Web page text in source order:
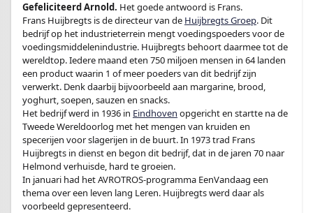
Gefeliciteerd Arnold. Het goede antwoord is Frans.
Frans Huijbregts is de directeur van de Huijbregts Groep. Dit
bedrijf op het industrieterrein mengt voedingspoeders voor de
voedingsmiddelenindustrie. Huijbregts behoort daarmee tot de
wereldtop. Iedere maand eten 750 miljoen mensen in 64 landen
een product waarin 1 of meer poeders van dit bedrijf zijn
verwerkt. Denk daarbij bijvoorbeeld aan margarine, brood,
yoghurt, soepen, sauzen en snacks.
Het bedrijf werd in 1936 in Eindhoven opgericht en startte na de
Tweede Wereldoorlog met het mengen van kruiden en
specerijen voor slagerijen in de buurt. In 1973 trad Frans
Huijbregts in dienst en begon dit bedrijf, dat in de jaren 70 naar
Helmond verhuisde, hard te groeien.
In januari had het AVROTROS-programma EenVandaag een
thema over een leven lang Leren. Huijbregts werd daar als
voorbeeld gepresenteerd.